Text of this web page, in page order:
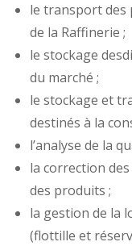
le transport des
de la Raffinerie ;
le stockage
du marché ;
le stockage et
destinés à la
l’analyse de la
la correction
des produits ;
la gestion de la
(flottille et